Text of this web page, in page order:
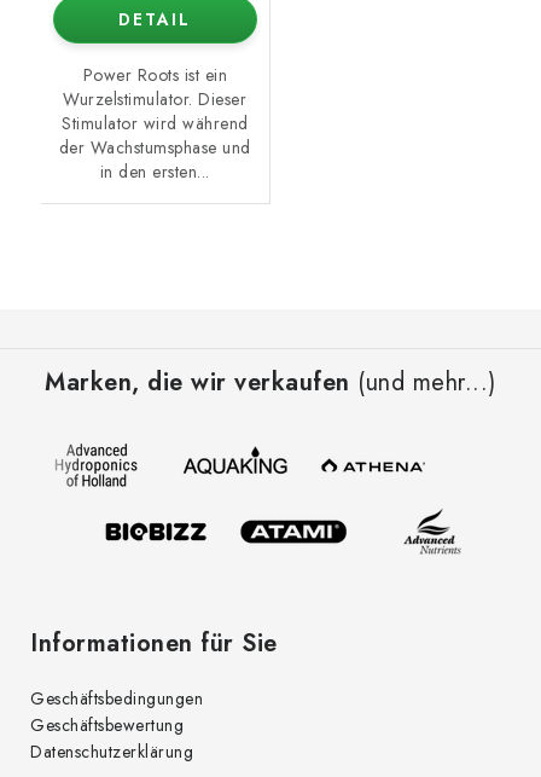
DETAIL
Power Roots ist ein
Wurzelstimulator. Dieser
Stimulator wird während
der Wachstumsphase und
in den ersten...
Marken, die wir verkaufen (und mehr...)
Informationen für Sie
Geschäftsbedingungen
Geschäftsbewertung
Datenschutzerklärung